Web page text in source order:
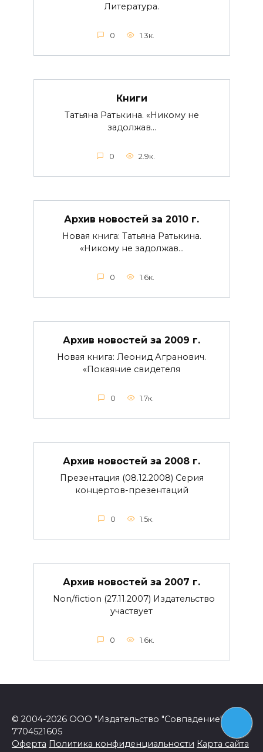
Литература.
0 1.3к.
Книги
Татьяна Ратькина. «Никому не
задолжав…
0 2.9к.
Архив новостей за 2010 г.
Новая книга: Татьяна Ратькина.
«Никому не задолжав…
0 1.6к.
Архив новостей за 2009 г.
Новая книга: Леонид Агранович.
«Покаяние свидетеля
0 1.7к.
Архив новостей за 2008 г.
Презентация (08.12.2008) Серия
концертов-презентаций
0 1.5к.
Архив новостей за 2007 г.
Non/fiction (27.11.2007) Издательство
участвует
0 1.6к.
© 2004-2026 ООО "Издательство "Совпадение" ИНН
7704521605
Оферта Политика конфиденциальности Карта сайта